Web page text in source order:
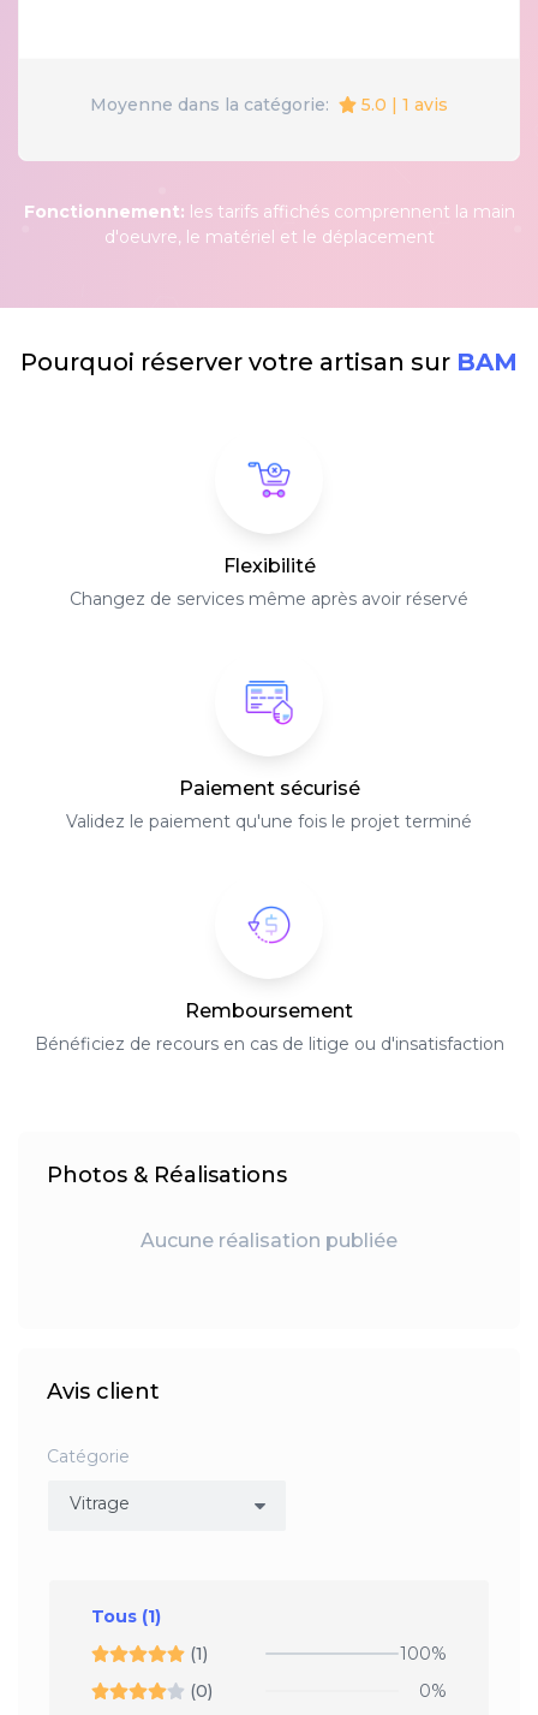
Moyenne dans la catégorie: 5.0 | 1 avis
Fonctionnement: les tarifs affichés comprennent la main
d'oeuvre, le matériel et le déplacement
Pourquoi réserver votre artisan sur BAM
Flexibilité
Changez de services même après avoir réservé
Paiement sécurisé
Validez le paiement qu'une fois le projet terminé
Remboursement
Bénéficiez de recours en cas de litige ou d'insatisfaction
Photos & Réalisations
Aucune réalisation publiée
Avis client
Catégorie
Tous (1)
(1)
100%
(0)
0%